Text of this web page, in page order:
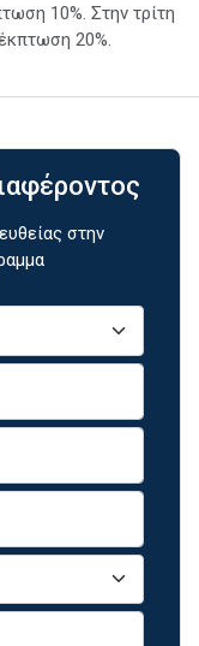
10%. Στην τρίτη
20%.
στην